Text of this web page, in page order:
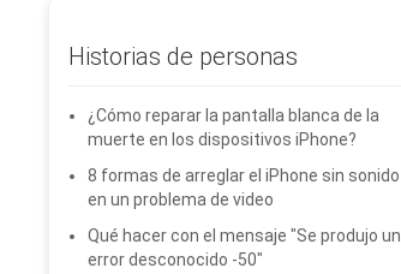
Historias de personas
¿Cómo reparar la pantalla blanca de la
muerte en los dispositivos iPhone?
8 formas de arreglar el iPhone sin sonido
en un problema de video
Qué hacer con el mensaje "Se produjo un
error desconocido -50"